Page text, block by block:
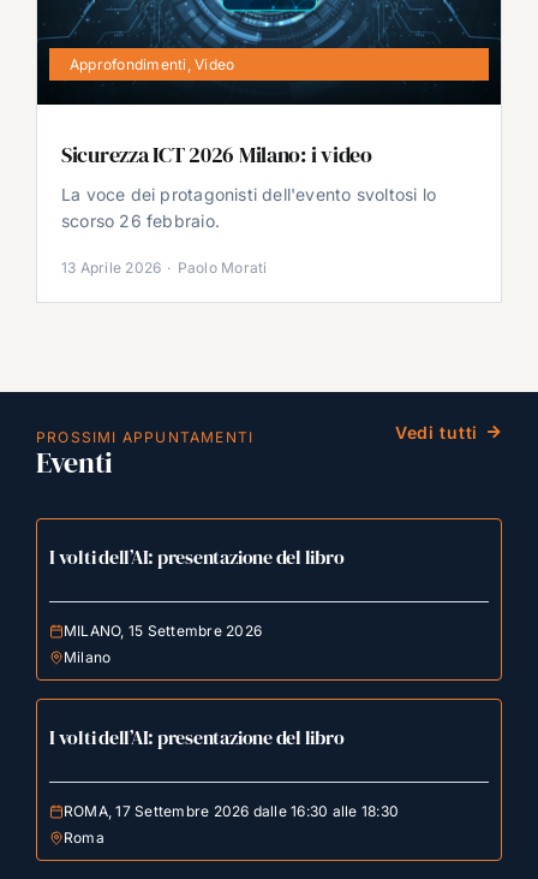
Approfondimenti ,Video
Sicurezza ICT 2026 Milano: i video
La voce dei protagonisti dell'evento svoltosi lo
scorso 26 febbraio.
13 Aprile 2026 · Paolo Morati
PROSSIMI APPUNTAMENTI
Eventi
Vedi tutti
I volti dell’AI: presentazione del libro
MILANO, 15 Settembre 2026
Milano
I volti dell’AI: presentazione del libro
ROMA, 17 Settembre 2026 dalle 16:30 alle 18:30
Roma